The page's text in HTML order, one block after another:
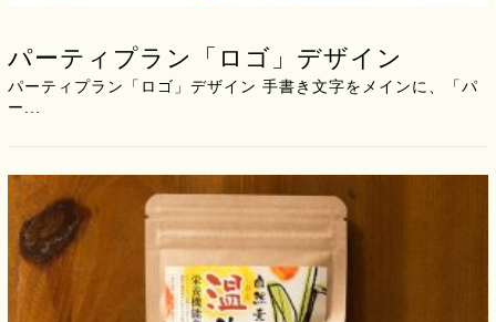
パーティプラン「ロゴ」デザイン
パーティプラン「ロゴ」デザイン 手書き文字をメインに、「パ
ー...